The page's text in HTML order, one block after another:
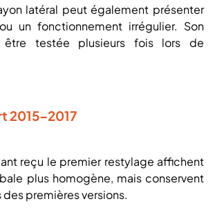
latéral peut également présenter
un fonctionnement irrégulier. Son
être testée plusieurs fois lors de
2015–2017
reçu le premier restylage affichent
plus homogène, mais conservent
premières versions.